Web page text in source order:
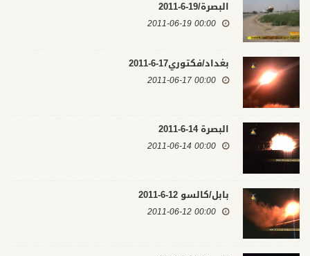
البصرة/19-6-2011
00:00 2011-06-19
بغداد/فكتوري17-6-2011
00:00 2011-06-17
البصرة 14-6-2011
00:00 2011-06-14
بابل/كالسو 12-6-2011
00:00 2011-06-12